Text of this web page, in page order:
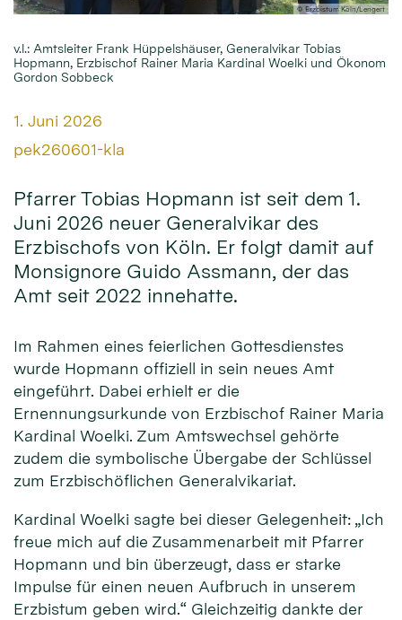
© Erzbistum Köln/Lengert
v.l.: Amtsleiter Frank Hüppelshäuser, Generalvikar Tobias
Hopmann, Erzbischof Rainer Maria Kardinal Woelki und Ökonom
Gordon Sobbeck
Datum:
1. Juni 2026
Von:
pek260601-kla
Pfarrer Tobias Hopmann ist seit dem 1.
Juni 2026 neuer Generalvikar des
Erzbischofs von Köln. Er folgt damit auf
Monsignore Guido Assmann, der das
Amt seit 2022 innehatte.
Im Rahmen eines feierlichen Gottesdienstes
wurde Hopmann offiziell in sein neues Amt
eingeführt. Dabei erhielt er die
Ernennungsurkunde von Erzbischof Rainer Maria
Kardinal Woelki. Zum Amtswechsel gehörte
zudem die symbolische Übergabe der Schlüssel
zum Erzbischöflichen Generalvikariat.
Kardinal Woelki sagte bei dieser Gelegenheit: „Ich
freue mich auf die Zusammenarbeit mit Pfarrer
Hopmann und bin überzeugt, dass er starke
Impulse für einen neuen Aufbruch in unserem
Erzbistum geben wird.“ Gleichzeitig dankte der